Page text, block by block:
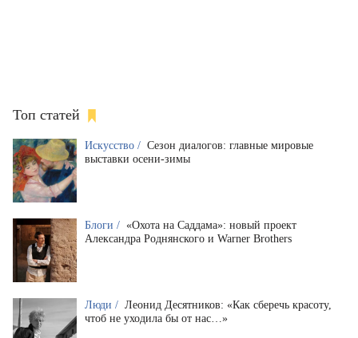
Топ статей
Искусство / Сезон диалогов: главные мировые
выставки осени-зимы
Блоги / «Охота на Саддама»: новый проект
Александра Роднянского и Warner Brothers
Люди / Леонид Десятников: «Как сберечь красоту,
чтоб не уходила бы от нас…»